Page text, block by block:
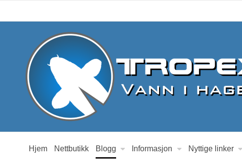
Hjem Nettbutikk Blogg Informasjon Nyttige linker